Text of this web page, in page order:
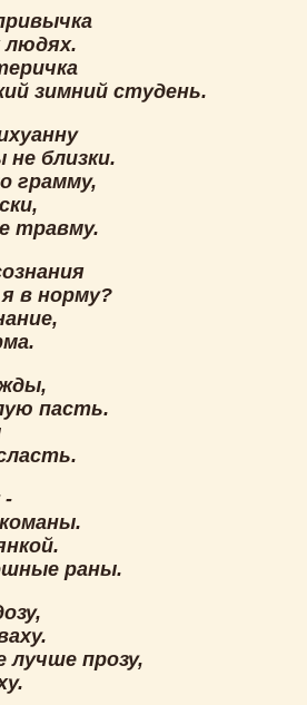
людях.
зимний студень.
близки.
грамму,
травму.
в норму?
пасть.
-
раны.
прозу,